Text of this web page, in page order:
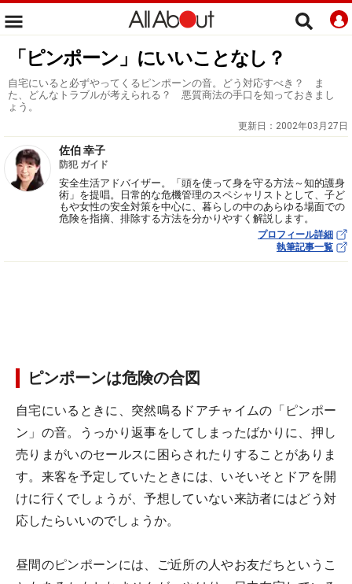
「ピンポーン」にいいことなし？
自宅にいると必ずやってくるピンポーンの音。どう対応すべき？ ま
た、どんなトラブルが考えられる？ 悪質商法の手口を知っておきまし
ょう。
更新日： 2002年03月27日
佐伯 幸子
防犯 ガイド
安全生活アドバイザー。「頭を使って身を守る方法～知的護身
術」を提唱。日常的な危機管理のスペシャリストとして、子ど
もや女性の安全対策を中心に、暮らしの中のあらゆる場面での
危険を指摘、排除する方法を分かりやすく解説します。
プロフィール詳細
執筆記事一覧
ピンポーンは危険の合図
自宅にいるときに、突然鳴るドアチャイムの「ピンポー
ン」の音。うっかり返事をしてしまったばかりに、押し
売りまがいのセールスに困らされたりすることがありま
す。来客を予定していたときには、いそいそとドアを開
けに行くでしょうが、予想していない来訪者にはどう対
応したらいいのでしょうか。
昼間のピンポーンには、ご近所の人やお友だちというこ